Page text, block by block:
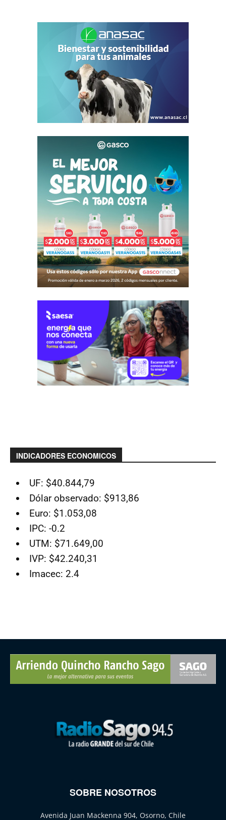
INDICADORES ECONOMICOS
UF: $40.844,79
Dólar observado: $913,86
Euro: $1.053,08
IPC: -0.2
UTM: $71.649,00
IVP: $42.240,31
Imacec: 2.4
SOBRE NOSOTROS
Avenida Juan Mackenna 904, Osorno, Chile